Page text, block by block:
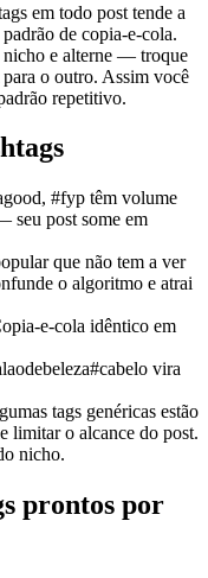
em todo post tende a
de copia-e-cola.
nicho e alterne — troque
o outro. Assim você
repetitivo.
#fyp têm volume
seu post some em
que não tem a ver
o algoritmo e atrai
e-cola idêntico em
vira
tags genéricas estão
limitar o alcance do post.
nicho.
prontos por